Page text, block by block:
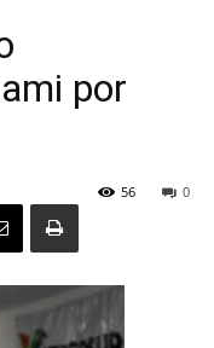
por
0
56